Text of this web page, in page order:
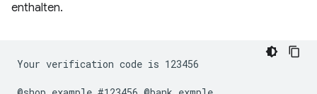
enthalten.
Your verification code is 123456